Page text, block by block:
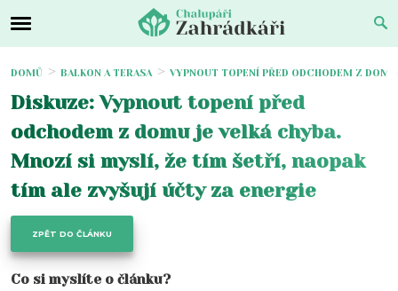
DOMŮ BALKON A TERASA VYPNOUT TOPENÍ PŘED ODCHODEM Z
Diskuze: Vypnout topení před
odchodem z domu je velká chyba.
Mnozí si myslí, že tím šetří, naopak
tím ale zvyšují účty za energie
ZPĚT DO ČLÁNKU
Co si myslíte o článku?